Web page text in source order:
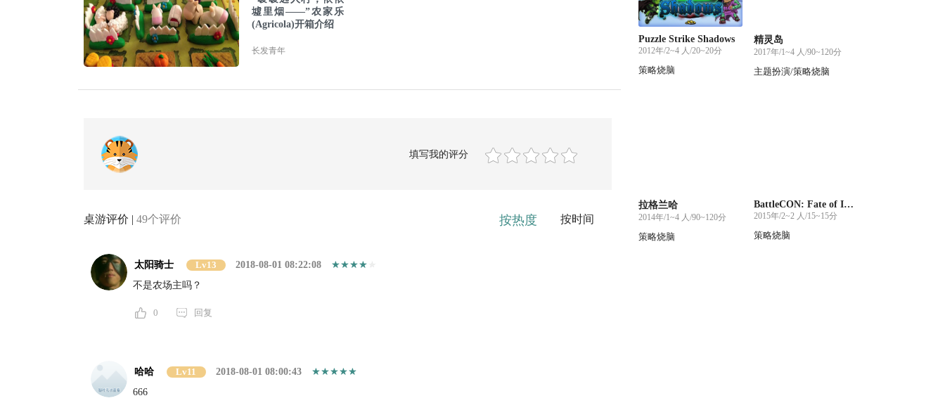
墟里烟——”农家乐
(Agricola)开箱介绍
长发青年
填写我的评分
桌游评价 | 49个评价 按热度 按时间
太阳骑士 Lv13
2018-08-01 08:22:08
不是农场主吗？
0 回复
哈哈 Lv11
2018-08-01 08:00:43
666
Puzzle Strike Shadows
2012年/2~4 人/20~20分
策略烧脑
精灵岛
2017年/1~4 人/90~120分
主题扮演/策略烧脑
拉格兰哈
2014年/1~4 人/90~120分
策略烧脑
BattleCON: Fate of Indines
2015年/2~2 人/15~15分
策略烧脑